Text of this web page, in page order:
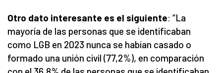
Otro dato interesante es el siguiente: “La
mayoría de las personas que se identificaban
como LGB en 2023 nunca se habían casado o
formado una unión civil (77,2%), en comparación